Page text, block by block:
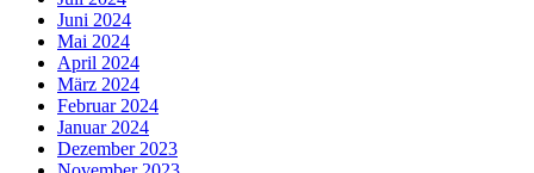
Juni 2024
Mai 2024
April 2024
März 2024
Februar 2024
Januar 2024
Dezember 2023